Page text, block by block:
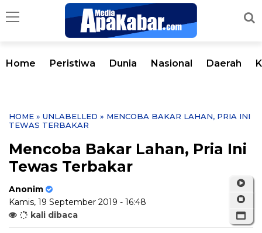
Home Peristiwa Dunia Nasional Daerah
HOME » UNLABELLED » MENCOBA BAKAR LAHAN, PRIA INI
TEWAS TERBAKAR
Mencoba Bakar Lahan, Pria Ini
Tewas Terbakar
Anonim
Kamis, 19 September 2019 - 16:48
kali dibaca